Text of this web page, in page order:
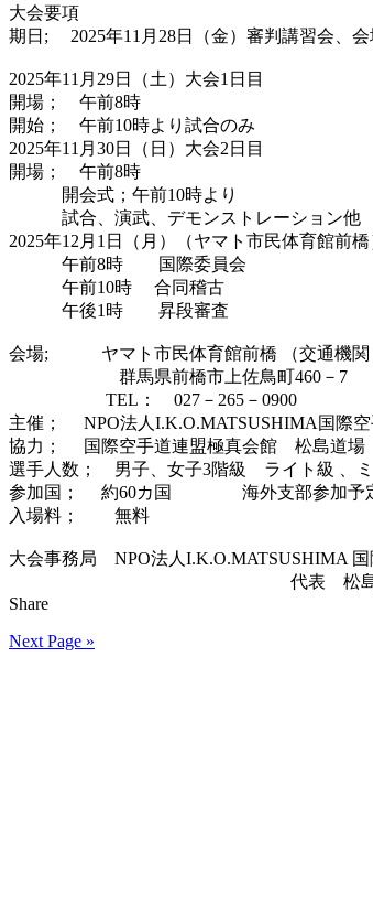
大会要項
期日; 2025年11月28日（金）審判講習会、
2025年11月29日（土）大会1日目
開場； 午前8時
開始； 午前10時より試合のみ
2025年11月30日（日）大会2日目
開場； 午前8時
開会式；午前10時より
試合、演武、デモンストレーション他
2025年12月1日（月）（ヤマト市民体育館前橋
午前8時 国際委員会
午前10時 合同稽古
午後1時 昇段審査
会場; ヤマト市民体育館前橋 （交通機関
群馬県前橋市上佐鳥町460－7
TEL： 027－265－0900
主催； NPO法人I.K.O.MATSUSHIMA国際
協力； 国際空手道連盟極真会館 松島道場
選手人数； 男子、女子3階級 ライト級 、
参加国； 約60カ国 海外支部参加予
入場料； 無料
大会事務局 NPO法人I.K.O.MATSUSHIMA
代表 松島良
Share
Next Page »